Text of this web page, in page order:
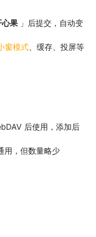
心果 」后提交，自动变
窗模式、缓存、投屏等
后使用，添加后
用，但数量略少